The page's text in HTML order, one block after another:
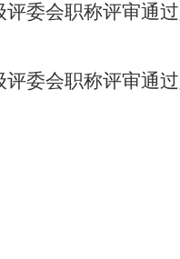
委会职称评审通
委会职称评审通过